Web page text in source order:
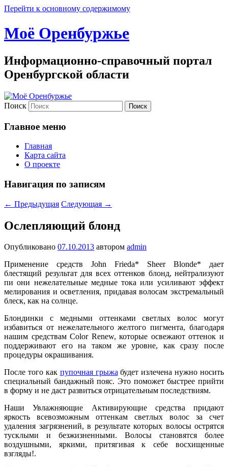
Перейти к основному содержимому
Моё Оренбуржье
Информационно-справочный портал
Оренбургской области
Поиск
Главное меню
Главная
Карта сайта
О проекте
Навигация по записям
← Предыдущая Следующая →
Ослепляющий блонд
Опубликовано 07.10.2013 автором admin
Применение средств John Frieda* Sheer Blonde* дает
блестящий результат для всех оттенков блонд, нейтрализуют
пи они нежелательные медные тока или усиливают эффект
мелирования и осветления, придавая волосам экстремальный
блеск, как на солнце.
Блондинки с медными оттенками светлых волос могут
избавиться от нежелательного желтого пигмента, благодаря
нашим средствам Color Renew, которые освежают оттенок и
поддерживают его на таком же уровне, как сразу после
процедуры окрашивания.
После того как пупочная грыжабудет излечена нужно носить
специальный бандажный пояс. Это поможет быстрее прийти
в форму и не даст развиться отрицательным последствиям.
Наши Увлажняющие Активирующие средства придают
яркость всевозможным оттенкам светлых волос за счет
удаления загрязнений, в результате которых волосы острятся
тусклыми и безжизненными. Волосы становятся более
воздушными, яркими, притягивая к себе восхищенные
взгляды!.